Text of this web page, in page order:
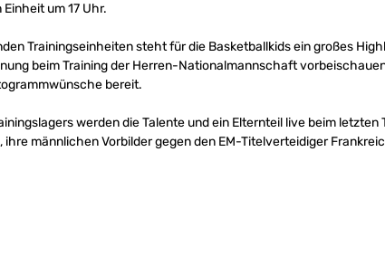
um 17 Uhr.
Trainingseinheiten steht für die Basketballkids ein großes
beim Training der Herren-Nationalmannschaft
bereit.
werden die Talente und ein Elternteil live beim
ihre männlichen Vorbilder gegen den EM-Titelverteidiger